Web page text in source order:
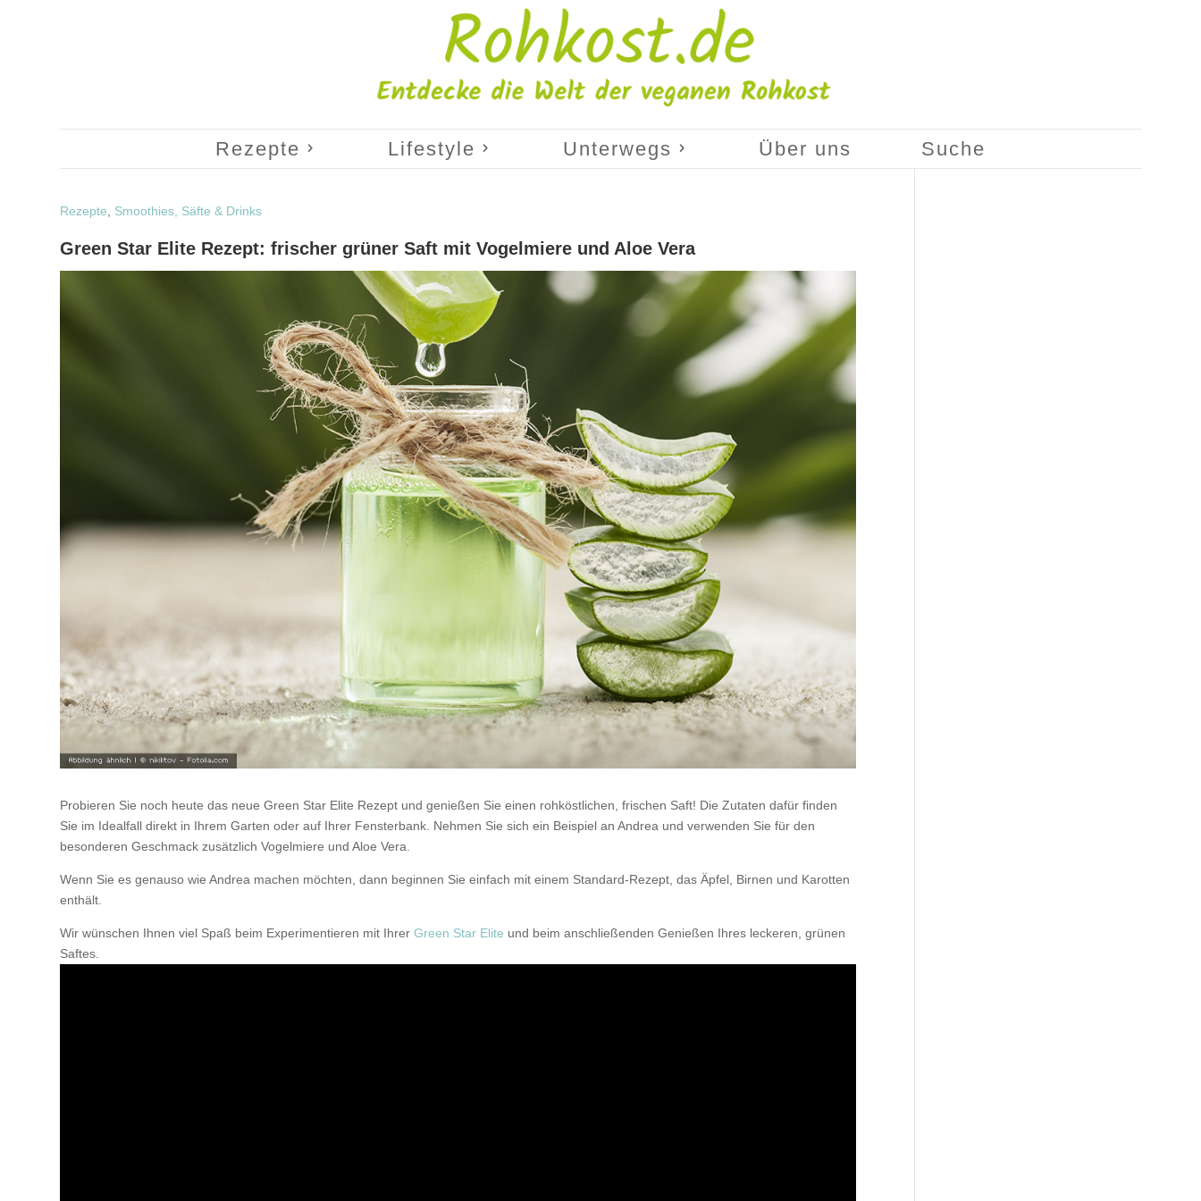
Rezepte Lifestyle Unterwegs Über uns Suche
Rezepte Smoothies, Säfte & Drinks
Green Star Elite Rezept: frischer grüner Saft mit Vogelmiere und Aloe Vera
Probieren Sie noch heute das neue Green Star Elite Rezept und genießen Sie einen rohköstlichen, frischen Saft! Die Zutaten dafür finden
Sie im Idealfall direkt in Ihrem Garten oder auf Ihrer Fensterbank. Nehmen Sie sich ein Beispiel an Andrea und verwenden Sie für den
besonderen Geschmack zusätzlich Vogelmiere und Aloe Vera.
Wenn Sie es genauso wie Andrea machen möchten, dann beginnen Sie einfach mit einem Standard-Rezept, das Äpfel, Birnen und Karotten
enthält.
Wir wünschen Ihnen viel Spaß beim Experimentieren mit IhrerGreen Star Elite und beim anschließenden Genießen Ihres leckeren, grünen
Saftes.